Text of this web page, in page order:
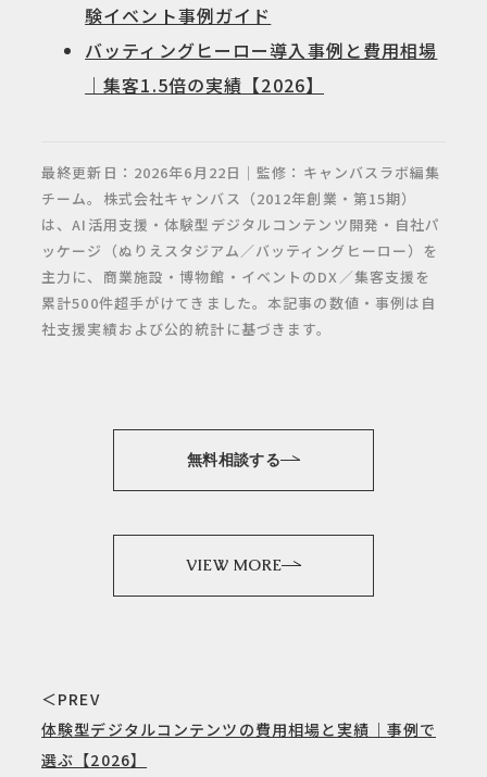
験イベント事例ガイド
バッティングヒーロー導入事例と費用相場
｜集客1.5倍の実績【2026】
最終更新日：2026年6月22日｜監修：キャンバスラボ編集
チーム。株式会社キャンバス（2012年創業・第15期）
は、AI活用支援・体験型デジタルコンテンツ開発・自社パ
ッケージ（ぬりえスタジアム／バッティングヒーロー）を
主力に、商業施設・博物館・イベントのDX／集客支援を
累計500件超手がけてきました。本記事の数値・事例は自
社支援実績および公的統計に基づきます。
無料相談する
VIEW MORE
＜PREV
体験型デジタルコンテンツの費用相場と実績｜事例で
選ぶ【2026】